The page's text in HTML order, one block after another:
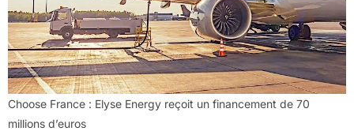
Choose France : Elyse Energy reçoit un financement de 70
millions d’euros